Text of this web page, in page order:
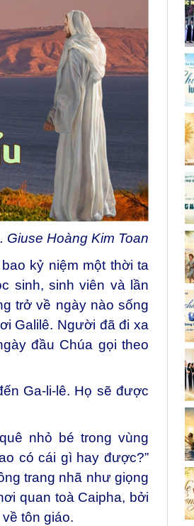
Giuse Hoàng Kim Toan
kỷ niệm một thời ta
sinh, sinh viên và lần
trở về ngày nào sống
Galilê. Người đã đi xa
đầu Chúa gọi theo
Ga-li-lê. Họ sẽ được
nhỏ bé trong vùng
có cái gì hay được?”
trang nhã như giọng
quan toà Caipha, bởi
tôn giáo.